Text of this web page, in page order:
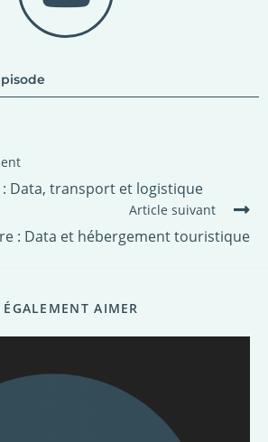
: Data, transport et logistique
Article suivant
: Data et hébergement touristique
AIMER